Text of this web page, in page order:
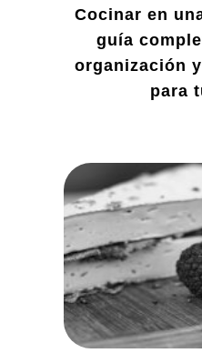
Cocinar en
guía
organización
para